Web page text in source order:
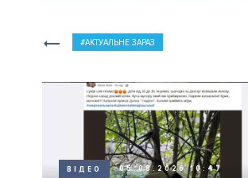
АКТУАЛЬНЕ ЗАРАЗ
ВІДЕО 05.08.2026 10:47